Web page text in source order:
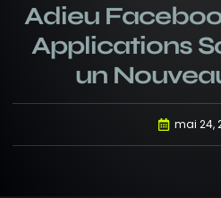
Adieu
Applications
un
mai 24,